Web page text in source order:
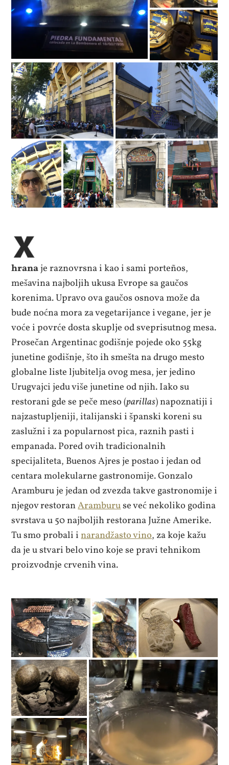
hranaje raznovrsna i kao i sami porteños,
mešavina najboljih ukusa Evrope sa gaučos
korenima. Upravo ova gaučos osnova može da
bude noćna mora za vegetarijance i vegane, jer je
voće i povrće dosta skuplje od sveprisutnog mesa.
Prosečan Argentinac godišnje pojede oko 55kg
junetine godišnje, što ih smešta na drugo mesto
globalne liste ljubitelja ovog mesa, jer jedino
Urugvajci jedu više junetine od njih. Iako su
restorani gde se peče meso (parillas) napoznatiji i
najzastupljeniji, italijanski i španski koreni su
zaslužni i za popularnost pica, raznih pasti i
empanada. Pored ovih tradicionalnih
specijaliteta, Buenos Ajres je postao i jedan od
centara molekularne gastronomije. Gonzalo
Aramburu je jedan od zvezda takve gastronomije i
njegov restoranAramburuse već nekoliko godina
svrstava u 50 najboljih restorana Južne Amerike.
Tu smo probali inarandžasto vino, za koje kažu
da je u stvari belo vino koje se pravi tehnikom
proizvodnje crvenih vina.